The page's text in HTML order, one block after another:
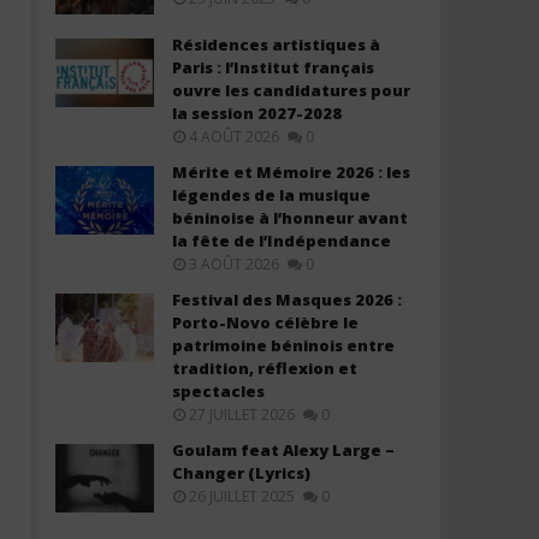
Résidences artistiques à
Paris : l’Institut français
ouvre les candidatures pour
la session 2027-2028
4 AOÛT 2026 0
Mérite et Mémoire 2026 : les
légendes de la musique
béninoise à l’honneur avant
la fête de l’Indépendance
3 AOÛT 2026 0
Festival des Masques 2026 :
Porto-Novo célèbre le
patrimoine béninois entre
tradition, réflexion et
spectacles
27 JUILLET 2026 0
Goulam feat Alexy Large –
Changer (Lyrics)
26 JUILLET 2025 0